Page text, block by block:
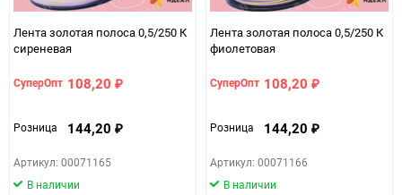
Лента золотая полоса 0,5/250 К
сиреневая
СуперОпт 108,20 ₽
Розница 144,20 ₽
Артикул: 00071165
В наличии
Лента золотая полоса 0,5/250 К
фиолетовая
СуперОпт 108,20 ₽
Розница 144,20 ₽
Артикул: 00071166
В наличии